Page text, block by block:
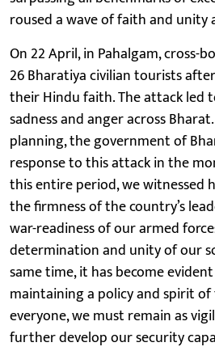
roused a wave of faith and unity
On 22 April, in Pahalgam, cross-
26 Bharatiya civilian tourists
their Hindu faith. The attack led
sadness and anger across
planning, the government of
response to this attack in the
this entire period, we witnessed
the firmness of the country’s
war-readiness of our armed
determination and unity of our
same time, it has become
maintaining a policy and spirit
everyone, we must remain as
further develop our security